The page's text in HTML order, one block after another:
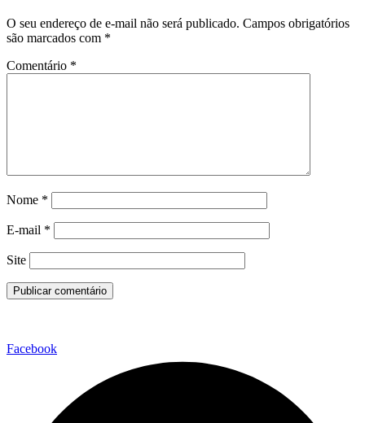
O seu endereço de e-mail não será publicado. Campos obrigatórios
são marcados com *
Comentário *
Nome *
E-mail *
Site
Facebook